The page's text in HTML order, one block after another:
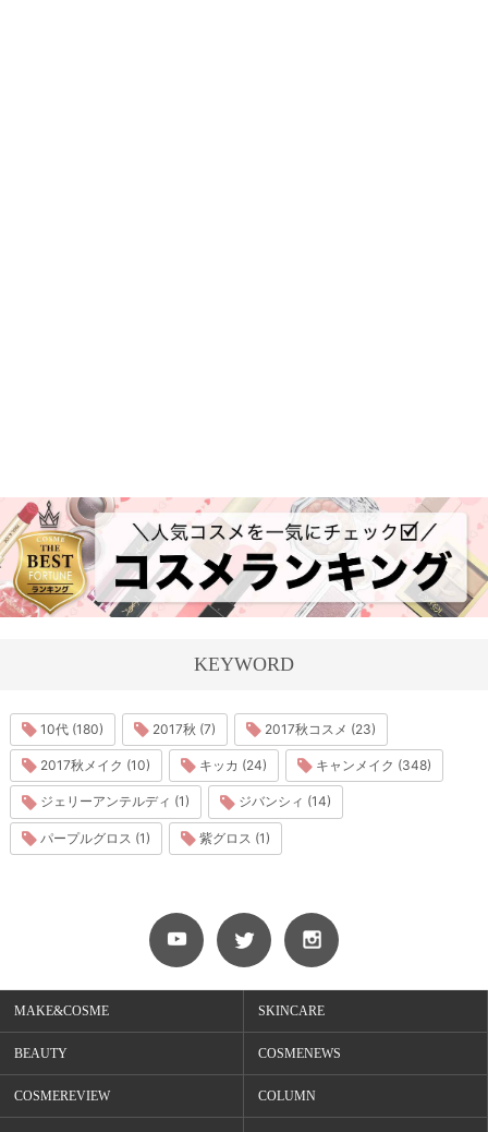
KEYWORD
10代 (180) 2017秋 (7) 2017秋コスメ (23)
2017秋メイク (10) キッカ (24) キャンメイク (348)
ジェリーアンテルディ (1) ジバンシィ (14)
パープルグロス (1) 紫グロス (1)
MAKE&COSME SKINCARE
BEAUTY COSMENEWS
COSMEREVIEW COLUMN